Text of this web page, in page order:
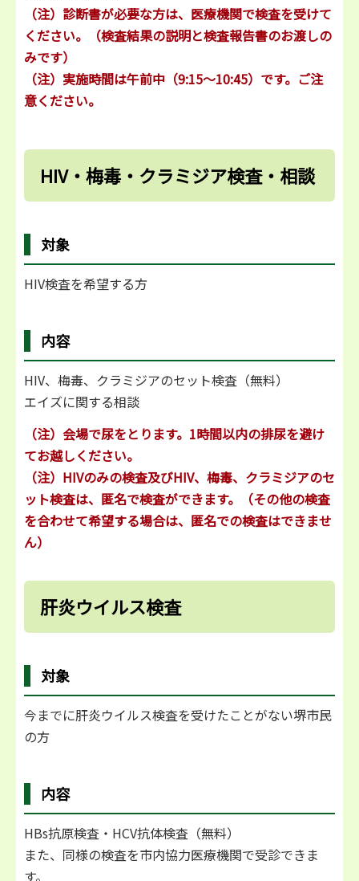
（注）診断書が必要な方は、医療機関で検査を受けて
ください。（検査結果の説明と検査報告書のお渡しの
みです）
（注） 実施時間は午前中（9:15～10:45）です。ご注
意ください。
HIV・梅毒・クラミジア検査・相談
対象
HIV検査を希望する方
内容
HIV、梅毒、クラミジアのセット検査（無料）
エイズに関する相談
（注）会場で尿をとります。1時間以内の排尿を避け
てお越しください。
（注）HIVのみの検査及びHIV、梅毒、クラミジアのセ
ット検査は、匿名で検査ができます。（その他の検査
を合わせて希望する場合は、匿名での検査はできませ
ん）
肝炎ウイルス検査
対象
今までに肝炎ウイルス検査を受けたことがない堺市民
の方
内容
HBs抗原検査・HCV抗体検査（無料）
また、同様の検査を市内協力医療機関で受診できま
す。